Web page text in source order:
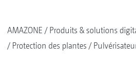
AMAZONE
Produits & solutions
Protection des plantes